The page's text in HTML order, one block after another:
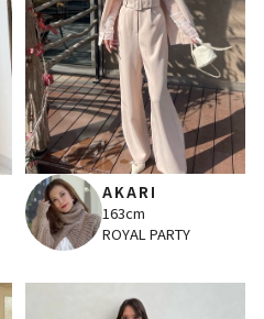
AKARI
163cm
ROYAL PARTY